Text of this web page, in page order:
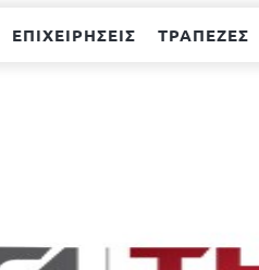
ΕΠΙΧΕΙΡΗΣΕΙΣ ΤΡΑΠΕΖΕΣ